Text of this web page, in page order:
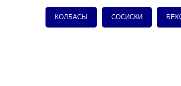
КОЛБАСЫ СОСИСКИ